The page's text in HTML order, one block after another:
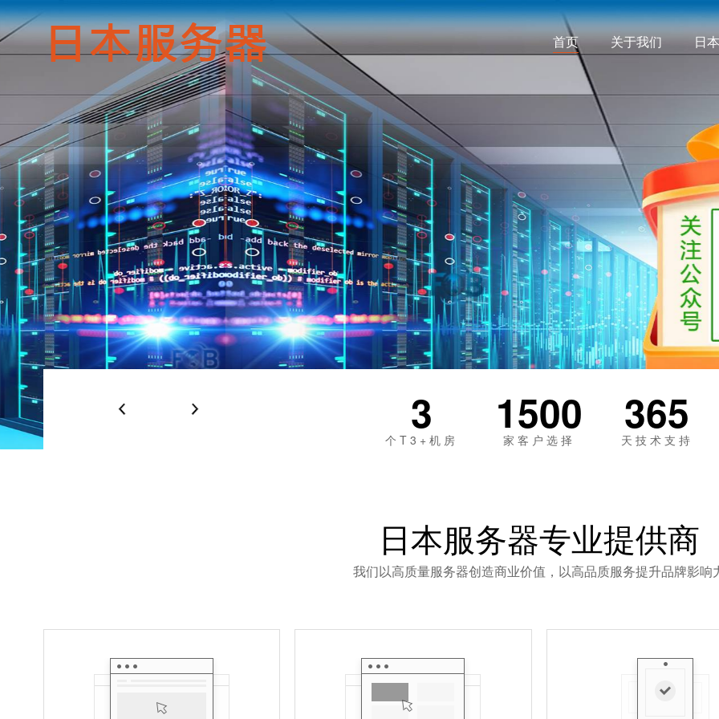
首页 关于我们 日
3
个T3+机房 1500
家客户选择 365
天技术支持
日本服务器专业提供商
我们以高质量服务器创造商业价值，以高品质服务提升品牌影响